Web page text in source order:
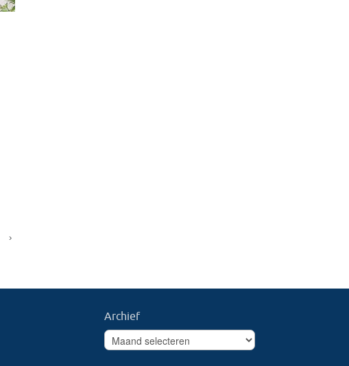
›
Archief
Archief